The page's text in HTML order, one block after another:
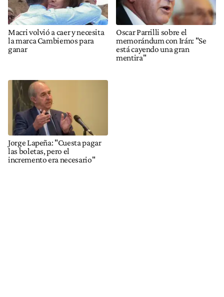
Macri volvió a caer y necesita
la marca Cambiemos para
ganar
Oscar Parrilli sobre el
memorándum con Irán: "Se
está cayendo una gran
mentira"
Jorge Lapeña: "Cuesta pagar
las boletas, pero el
incremento era necesario"